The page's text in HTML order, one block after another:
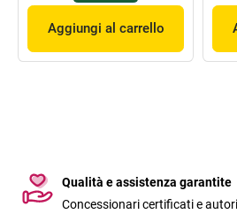
Aggiungi al carrello
Qualità e assistenza garantite
Concessionari certificati e